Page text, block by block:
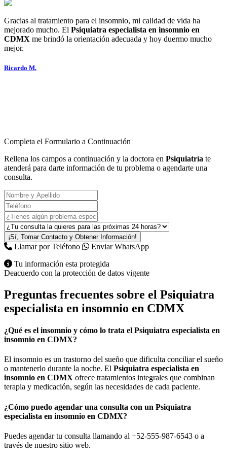
Gracias al tratamiento para el insomnio, mi calidad de vida ha
mejorado mucho. El Psiquiatra especialista en insomnio en
CDMX me brindó la orientación adecuada y hoy duermo mucho
mejor.
Ricardo M.
Completa el Formulario a Continuación
Rellena los campos a continuación y la doctora en Psiquiatría te
atenderá para darte información de tu problema o agendarte una
consulta.
¡Sí, Tomar Contacto y Obtener Información!
Llamar por Teléfono
Enviar WhatsApp
Tu información esta protegida
Deacuerdo con la protección de datos vigente
Preguntas frecuentes sobre el Psiquiatra
especialista en insomnio en CDMX
¿Qué es el insomnio y cómo lo trata el Psiquiatra especialista en
insomnio en CDMX?
El insomnio es un trastorno del sueño que dificulta conciliar el sueño
o mantenerlo durante la noche. El Psiquiatra especialista en
insomnio en CDMX ofrece tratamientos integrales que combinan
terapia y medicación, según las necesidades de cada paciente.
¿Cómo puedo agendar una consulta con un Psiquiatra
especialista en insomnio en CDMX?
Puedes agendar tu consulta llamando al +52-555-987-6543 o a
través de nuestro sitio web.